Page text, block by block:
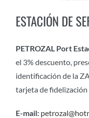
ESTACIÓN DE
PETROZAL Port
el 3% descuento,
identificación de la
tarjeta de fidelización
E-mail: